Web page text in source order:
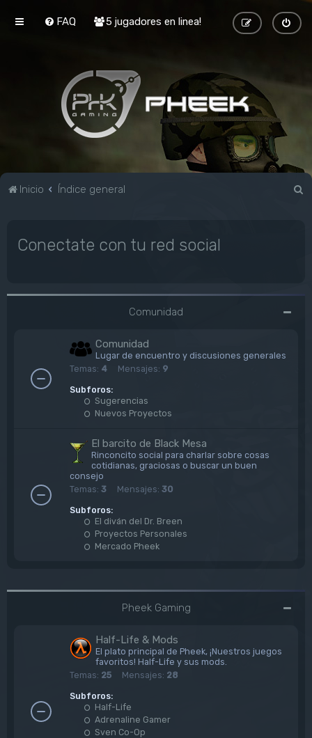
FAQ 5 jugadores en linea!
Inicio Índice general
Conectate con tu red social
Comunidad
Comunidad
Lugar de encuentro y discusiones generales
Temas: 4 Mensajes: 9
Subforos:
Sugerencias
Nuevos Proyectos
El barcito de Black Mesa
Rinconcito social para charlar sobre cosas
cotidianas, graciosas o buscar un buen
consejo
Temas: 3 Mensajes: 30
Subforos:
El diván del Dr. Breen
Proyectos Personales
Mercado Pheek
Pheek Gaming
Half-Life & Mods
El plato principal de Pheek, ¡Nuestros juegos
favoritos! Half-Life y sus mods.
Temas: 25 Mensajes: 28
Subforos:
Half-Life
Adrenaline Gamer
Sven Co-Op